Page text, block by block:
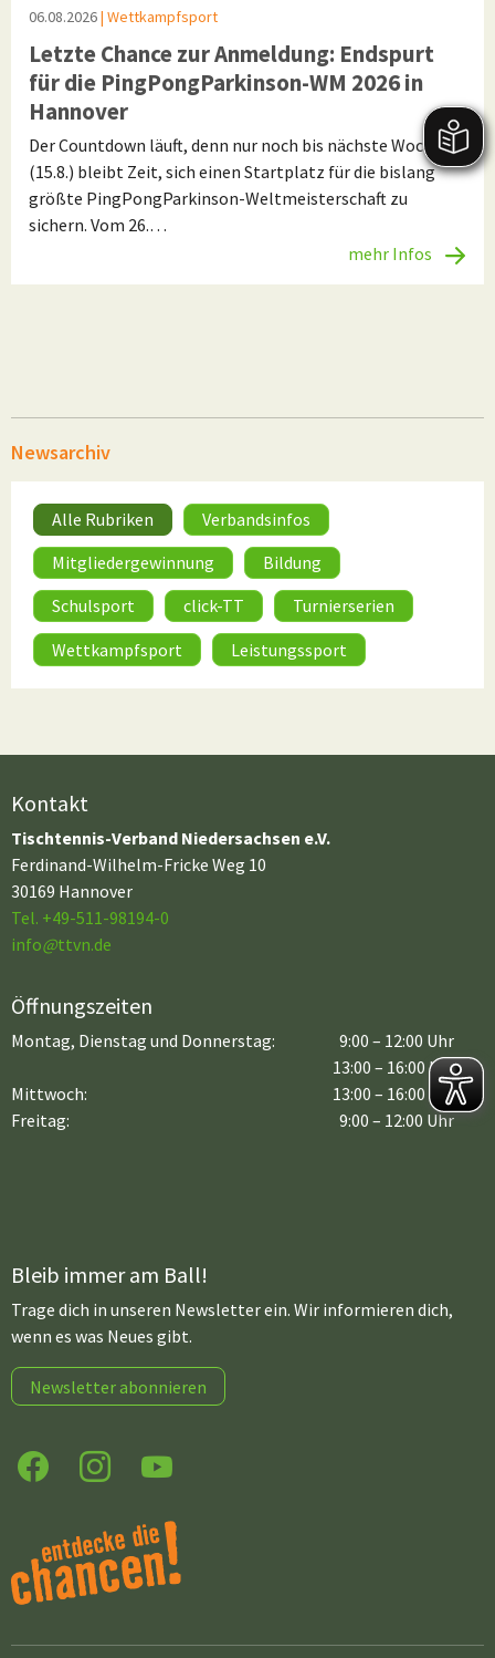
06.08.2026| Wettkampfsport
Letzte Chance zur Anmeldung: Endspurt
für die PingPongParkinson-WM 2026 in
Hannover
Der Countdown läuft, denn nur noch bis nächste Woche
(15.8.) bleibt Zeit, sich einen Startplatz für die bislang
größte PingPongParkinson-Weltmeisterschaft zu
sichern. Vom 26.…
mehr Infos
Newsarchiv
Alle Rubriken
Verbandsinfos
Mitgliedergewinnung
Bildung
Schulsport
click-TT
Turnierserien
Wettkampfsport
Leistungssport
Kontakt
Tischtennis-Verband Niedersachsen e.V.
Ferdinand-Wilhelm-Fricke Weg 10
30169 Hannover
Tel. +49-511-98194-0
info@ttvn.de
Öffnungszeiten
Montag, Dienstag und Donnerstag:
9:00 – 12:00 Uhr
13:00 – 16:00 Uhr
Mittwoch:
Freitag:
13:00 – 16:00 Uhr
9:00 – 12:00 Uhr
Bleib immer am Ball!
Trage dich in unseren Newsletter ein. Wir informieren dich,
wenn es was Neues gibt.
Newsletter abonnieren